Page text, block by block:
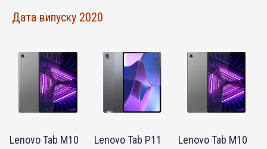
Дата випуску 2020
Lenovo Tab M10
Lenovo Tab P11
Lenovo Tab M10